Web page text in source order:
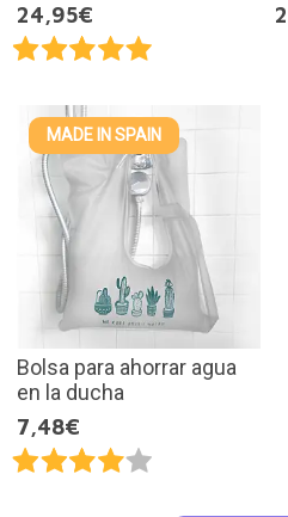
24,95€
MADE IN SPAIN
Bolsa para ahorrar agua
en la ducha
7,48€